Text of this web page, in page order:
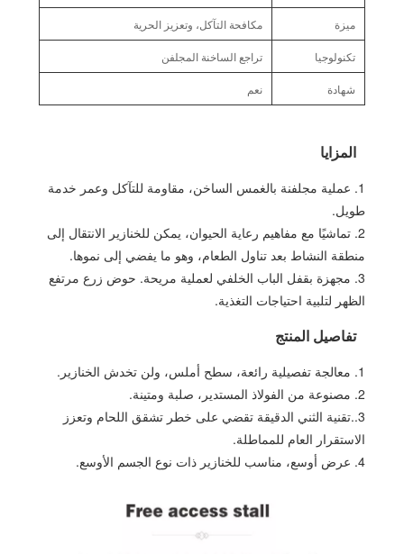
ميزة مكافحة التآكل، وتعزيز الحرية
تكنولوجيا تراجع الساخنة المجلفن
شهادة نعم
المزايا
1. عملية مجلفنة بالغمس الساخن، مقاومة للتآكل وعمر خدمة
طويل.
2. تماشيًا مع مفاهيم رعاية الحيوان، يمكن للخنازير الانتقال إلى
منطقة النشاط بعد تناول الطعام، وهو ما يفضي إلى نموها.
3. مجهزة بقفل الباب الخلفي لعملية مريحة. حوض زرع مرتفع
الظهر لتلبية احتياجات التغذية.
تفاصيل المنتج
1. معالجة تفصيلية رائعة، سطح أملس، ولن تخدش الخنازير.
2. مصنوعة من الفولاذ المستدير، صلبة ومتينة.
3..تقنية الثني الدقيقة تقضي على خطر تشقق اللحام وتعزز
الاستقرار العام للمماطلة.
4. عرض أوسع، مناسب للخنازير ذات نوع الجسم الأوسع.